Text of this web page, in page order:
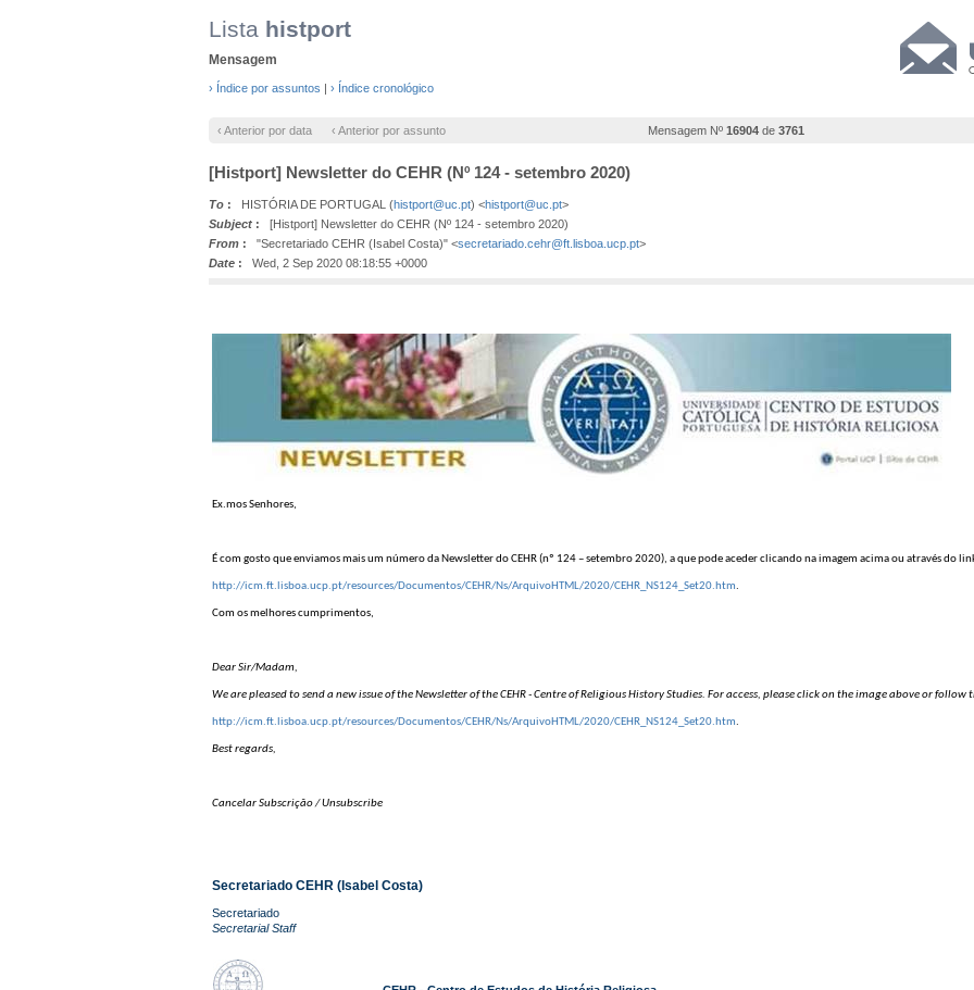
Lista histport
Mensagem
› Índice por assuntos | › Índice cronológico
‹ Anterior por data ‹ Anterior por assunto Mensagem Nº 16904 de 3761
[Histport] Newsletter do CEHR (Nº 124 - setembro 2020)
To : HISTÓRIA DE PORTUGAL (histport@uc.pt) <histport@uc.pt>
Subject : [Histport] Newsletter do CEHR (Nº 124 - setembro 2020)
From : "Secretariado CEHR (Isabel Costa)" <secretariado.cehr@ft.lisboa.ucp.pt>
Date : Wed, 2 Sep 2020 08:18:55 +0000
Ex.mos Senhores,
É com gosto que enviamos mais um número da Newsletter do CEHR (nº 124 – setembro 2020), a que pode aceder clicando na imagem acima ou através do
http://icm.ft.lisboa.ucp.pt/resources/Documentos/CEHR/Ns/ArquivoHTML/2020/CEHR_NS124_Set20.htm.
Com os melhores cumprimentos,
Dear Sir/Madam,
We are pleased to send a new issue of the Newsletter of the CEHR - Centre of Religious History Studies. For access, please click on the image above or follow
http://icm.ft.lisboa.ucp.pt/resources/Documentos/CEHR/Ns/ArquivoHTML/2020/CEHR_NS124_Set20.htm.
Best regards,
Cancelar Subscrição / Unsubscribe
Secretariado CEHR (Isabel Costa)
Secretariado
Secretarial Staff